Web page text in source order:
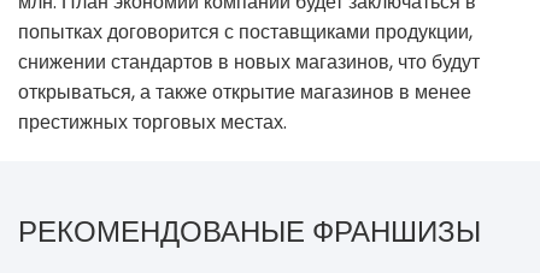
попытках договорится с поставщиками продукции,
снижении стандартов в новых магазинов, что будут
открываться, а также открытие магазинов в менее
престижных торговых местах.
РЕКОМЕНДОВАНЫЕ ФРАНШИЗЫ